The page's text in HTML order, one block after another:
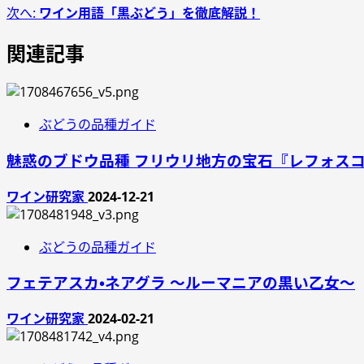
次へ: ワイン用語「黒ぶどう」を徹底解説！
関連記事
ぶどうの品種ガイド
魅惑のブドウ品種 フリウリ地方の宝石『レフォスコ
ワイン研究家2024-12-21
ぶどうの品種ガイド
フェテアスカ・ネアグラ ～ルーマニアの黒い乙女～
ワイン研究家2024-02-21